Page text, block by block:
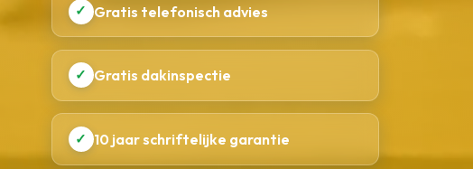
✓ Gratis telefonisch advies
✓ Gratis dakinspectie
✓ 10 jaar schriftelijke garantie